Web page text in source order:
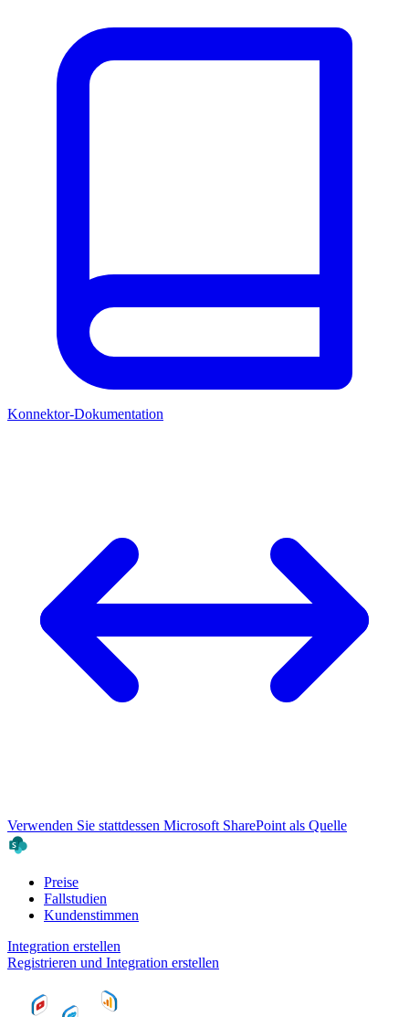
Konnektor-Dokumentation
Verwenden Sie stattdessen Microsoft SharePoint als Quelle
Preise
Fallstudien
Kundenstimmen
Integration erstellen
Registrieren und Integration erstellen